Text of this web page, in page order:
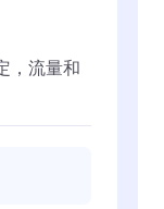
，流量和